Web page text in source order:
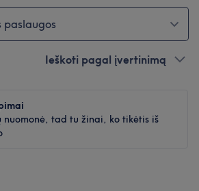
paslaugos
Ieškoti pagal įvertinimą
nuomonė, tad tu žinai, ko tikėtis iš